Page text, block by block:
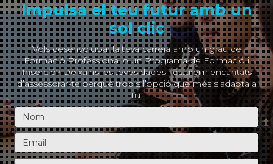
Impulsa el teu futur amb un
sol clic
Vols desenvolupar la teva carrera amb un grau de
Formació Professional o un Programa de Formació i
Inserció? Deixa’ns les teves dades i estarem encantats
d’assessorar-te perquè trobis l’opció que més s’adapta a
tu.